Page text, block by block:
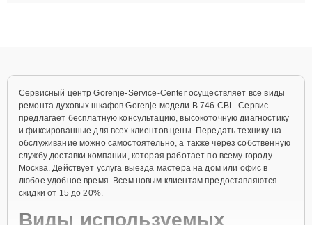
Сервисный центр Gorenje-Service-Center осуществляет все виды
ремонта духовых шкафов Gorenje модели B 746 CBL. Сервис
предлагает бесплатную консультацию, высокоточную диагностику
и фиксированные для всех клиентов цены. Передать технику на
обслуживание можно самостоятельно, а также через собственную
службу доставки компании, которая работает по всему городу
Москва. Действует услуга выезда мастера на дом или офис в
любое удобное время. Всем новым клиентам предоставляются
скидки от 15 до 20%.
Виды используемых